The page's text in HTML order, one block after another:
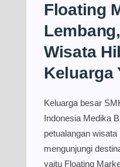
Floating
Wisata
Keluarga
Keluarga besar
Indonesia Medika
petualangan
mengunjungi
yaitu Floating